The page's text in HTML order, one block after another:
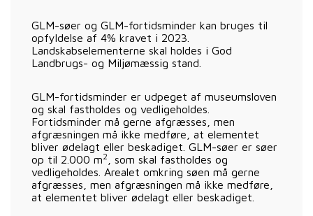
GLM-søer og GLM-fortidsminder kan bruges til
opfyldelse af 4% kravet i 2023.
Landskabselementerne skal holdes i God
Landbrugs- og Miljømæssig stand.
GLM-fortidsminder er udpeget af museumsloven
og skal fastholdes og vedligeholdes.
Fortidsminder må gerne afgræsses, men
afgræsningen må ikke medføre, at elementet
bliver ødelagt eller beskadiget. GLM-søer er søer
op til 2.000 m2
, som skal fastholdes og
vedligeholdes. Arealet omkring søen må gerne
afgræsses, men afgræsningen må ikke medføre,
at elementet bliver ødelagt eller beskadiget.